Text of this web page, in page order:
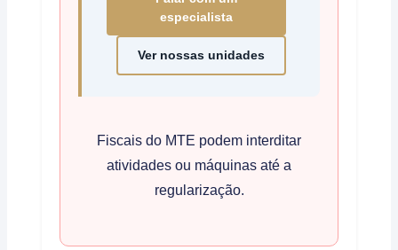
especialista
Ver nossas unidades
Fiscais do MTE podem interditar
atividades ou máquinas até a
regularização.